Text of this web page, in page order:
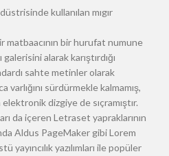
kullanılan mıgır
matbaacının bir hurufat numune
alarak karıştırdığı
sahte metinler olarak
varlığını sürdürmekle kalmamış,
dizgiye de sıçramıştır.
da içeren Letraset yapraklarının
Aldus PageMaker gibi Lorem
yazılımları ile popüler